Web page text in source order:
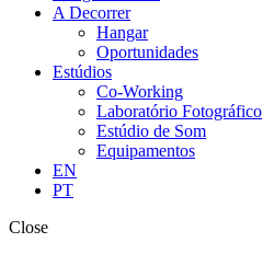
A Decorrer
Hangar
Oportunidades
Estúdios
Co-Working
Laboratório Fotográfico
Estúdio de Som
Equipamentos
EN
PT
Close